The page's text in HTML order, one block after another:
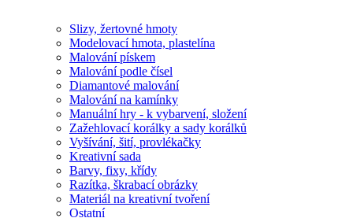
Slizy, žertovné hmoty
Modelovací hmota, plastelína
Malování pískem
Malování podle čísel
Diamantové malování
Malování na kamínky
Manuální hry - k vybarvení, složení
Zažehlovací korálky a sady korálků
Vyšívání, šití, provlékačky
Kreativní sada
Barvy, fixy, křídy
Razítka, škrabací obrázky
Materiál na kreativní tvoření
Ostatní